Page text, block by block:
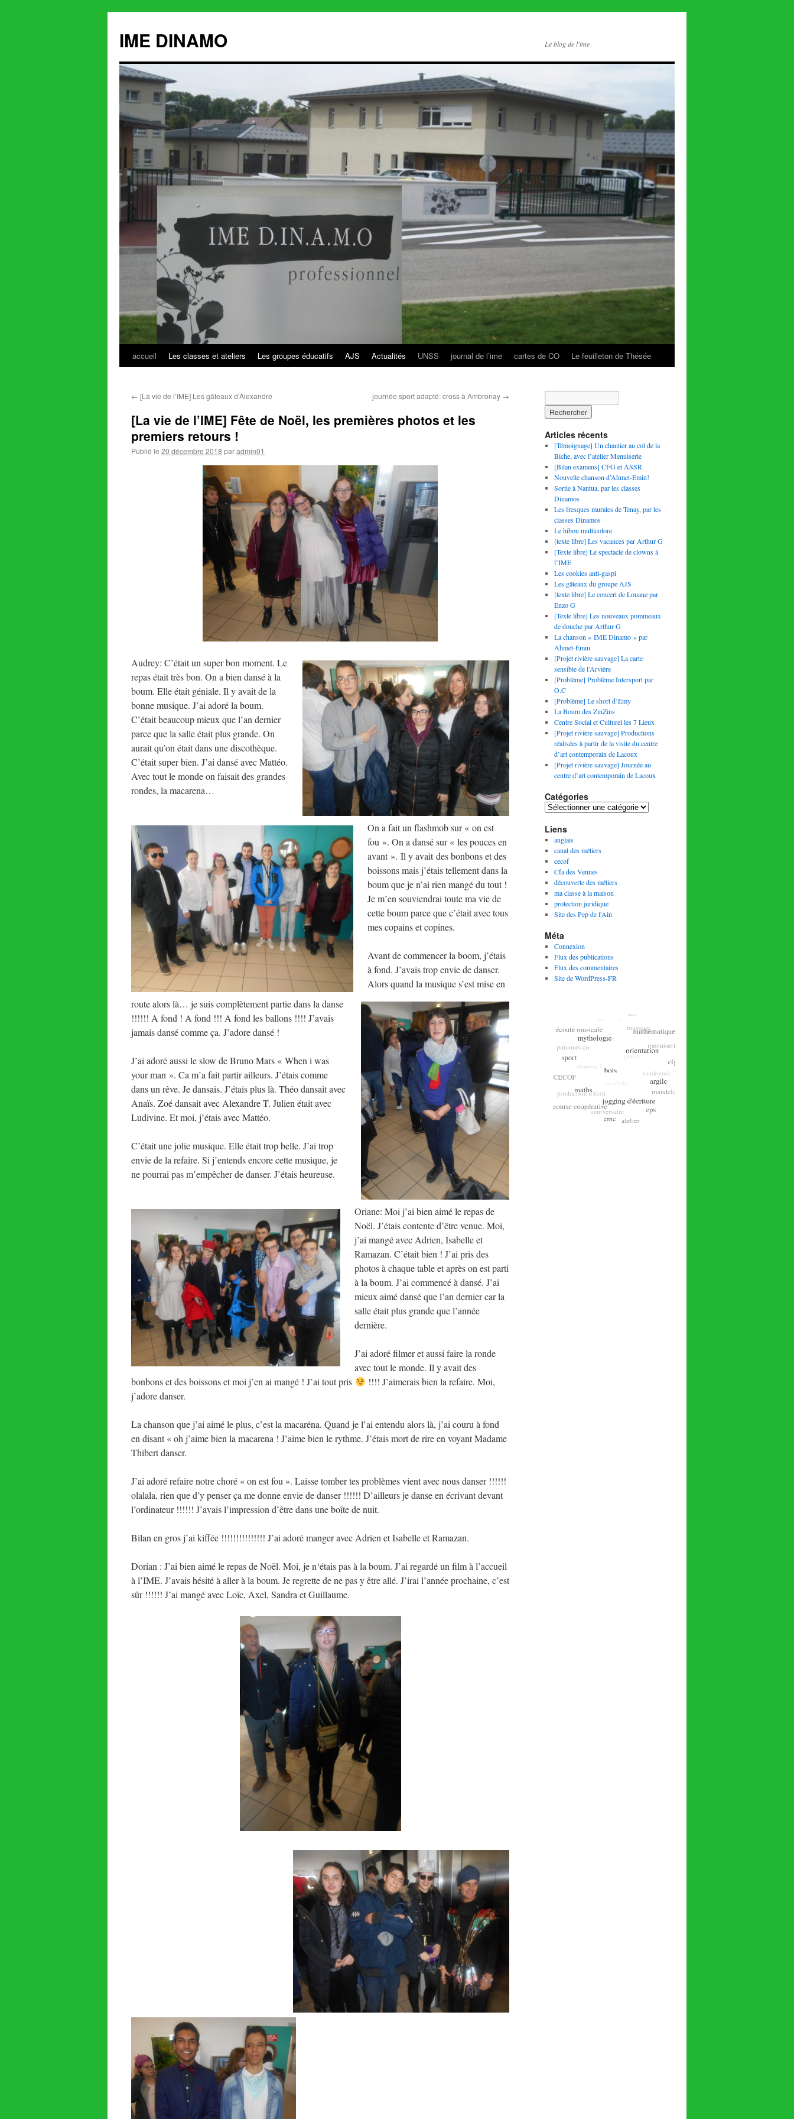
IME DINAMO Le blog de l'ime
Aller
contenu
accueil Les classes et ateliers Les groupes éducatifs AJS Actualités UNSS journal de l’ime cartes de CO Le feuilleton de Thésée
← [La vie de l’IME] Les gâteaux d’Alexandre journée sport adapté: cross à Ambronay →
[La vie de l’IME] Fête de Noël, les premières photos et les
premiers retours !
Publié le 20 décembre 2018 paradmin01
Audrey: C’était un super bon moment. Le
repas était très bon. On a bien dansé à la
boum. Elle était géniale. Il y avait de la
bonne musique. J’ai adoré la boum.
C’était beaucoup mieux que l’an dernier
parce que la salle était plus grande. On
aurait qu’on était dans une discothèque.
C’était super bien. J’ai dansé avec Mattéo.
Avec tout le monde on faisait des grandes
rondes, la macarena…
On a fait un flashmob sur « on est
fou ». On a dansé sur « les pouces en
avant ». Il y avait des bonbons et des
boissons mais j’étais tellement dans la
boum que je n’ai rien mangé du tout !
Je m’en souviendrai toute ma vie de
cette boum parce que c’était avec tous
mes copains et copines.
Avant de commencer la boom, j’étais
à fond. J’avais trop envie de danser.
Alors quand la musique s’est mise en
route alors là… je suis complètement partie dans la danse
!!!!!! A fond ! A fond !!! A fond les ballons !!!! J’avais
jamais dansé comme ça. J’adore dansé !
J’ai adoré aussi le slow de Bruno Mars « When i was
your man ». Ca m’a fait partir ailleurs. J’étais comme
dans un rêve. Je dansais. J’étais plus là. Théo dansait avec
Anaïs. Zoé dansait avec Alexandre T. Julien était avec
Ludivine. Et moi, j’étais avec Mattéo.
C’était une jolie musique. Elle était trop belle. J’ai trop
envie de la refaire. Si j’entends encore cette musique, je
ne pourrai pas m’empêcher de danser. J’étais heureuse.
Oriane: Moi j’ai bien aimé le repas de
Noël. J’étais contente d’être venue. Moi,
j’ai mangé avec Adrien, Isabelle et
Ramazan. C’était bien ! J’ai pris des
photos à chaque table et après on est parti
à la boum. J’ai commencé à dansé. J’ai
mieux aimé dansé que l’an dernier car la
salle était plus grande que l’année
dernière.
J’ai adoré filmer et aussi faire la ronde
avec tout le monde. Il y avait des
bonbons et des boissons et moi j’en ai mangé ! J’ai tout pris
!!!! J’aimerais bien la refaire. Moi,
j’adore danser.
La chanson que j’ai aimé le plus, c’est la macaréna. Quand je l’ai entendu alors là, j’ai couru à fond
en disant « oh j’aime bien la macarena ! J’aime bien le rythme. J’étais mort de rire en voyant Madame
Thibert danser.
J’ai adoré refaire notre choré « on est fou ». Laisse tomber tes problèmes vient avec nous danser !!!!!!
olalala, rien que d’y penser ça me donne envie de danser !!!!!! D’ailleurs je danse en écrivant devant
l’ordinateur !!!!!! J’avais l’impression d’être dans une boîte de nuit.
Bilan en gros j’ai kiffée !!!!!!!!!!!!!!! J’ai adoré manger avec Adrien et Isabelle et Ramazan.
Dorian : J’ai bien aimé le repas de Noël. Moi, je n‘étais pas à la boum. J’ai regardé un film à l’accueil
à l’IME. J’avais hésité à aller à la boum. Je regrette de ne pas y être allé. J’irai l’année prochaine, c’est
sûr !!!!!! J’ai mangé avec Loïc, Axel, Sandra et Guillaume.
Articles récents
[Témoignage] Un chantier au col de la
Biche, avec l’atelier Menuiserie
[Bilan examens] CFG et ASSR
Nouvelle chanson d’Ahmet-Emin!
Sortie à Nantua, par les classes
Dinamos
Les fresques murales de Tenay, par les
classes Dinamos
Le hibou multicolore
[texte libre] Les vacances par Arthur G
[Texte libre] Le spectacle de clowns à
l’IME
Les cookies anti-gaspi
Les gâteaux du groupe AJS
[texte libre] Le concert de Louane par
Enzo G
[Texte libre] Les nouveaux pommeaux
de douche par Arthur G
La chanson « IME Dinamo » par
Ahmet-Emin
[Projet rivière sauvage] La carte
sensible de l’Arvière
[Problème] Problème Intersport par
O.C
[Problème] Le short d’Emy
La Boum des ZinZins
Centre Social et Culturel les 7 Lieux
[Projet rivière sauvage] Productions
réalisées à partir de la visite du centre
d’art contemporain de Lacoux
[Projet rivière sauvage] Journée au
centre d’art contemporain de Lacoux
Catégories
Catégories
Liens
anglais
canal des métiers
cecof
Cfa des Vennes
découverte des métiers
ma classe à la maison
protection juridique
Site des Pep de l'Ain
Méta
Connexion
Flux des publications
Flux des commentaires
Site de WordPress-FR